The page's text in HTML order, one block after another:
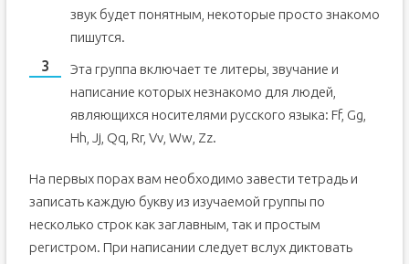
звук будет понятным, некоторые просто знакомо
пишутся.
Эта группа включает те литеры, звучание и
написание которых незнакомо для людей,
являющихся носителями русского языка: Ff, Gg,
Hh, Jj, Qq, Rr, Vv, Ww, Zz.
На первых порах вам необходимо завести тетрадь и
записать каждую букву из изучаемой группы по
несколько строк как заглавным, так и простым
регистром. При написании следует вслух диктовать